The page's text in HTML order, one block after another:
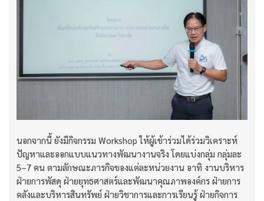
นอกจากนี้ ยังมีกิจกรรม Workshop ให้ผู้เข้าร่วมได้ร่วมวิเคราะห์
ปัญหาและออกแบบแนวทางพัฒนางานจริง โดยแบ่งกลุ่ม กลุ่มละ
5–7 คน ตามลักษณะภารกิจของแต่ละหน่วยงาน อาทิ งานบริหาร
ฝ่ายการพัสดุ ฝ่ายยุทธศาสตร์และพัฒนาคุณภาพองค์กร ฝ่ายการ
คลังและบริหารสินทรัพย์ ฝ่ายวิชาการและการเรียนรู้ ฝ่ายกิจการ